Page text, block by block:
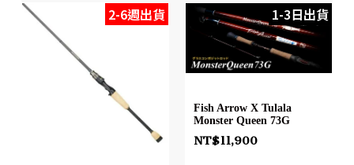
2-6週出貨 1-3日出貨
Fish Arrow X Tulala
Monster Queen 73G
NT$11,900